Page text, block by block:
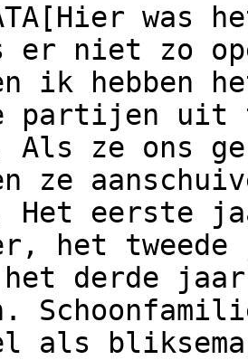
was
er niet zo
ik hebben
uit
Als ze ons
ze
Het eerste
het tweede
derde
als